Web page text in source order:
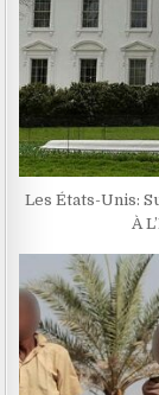
Les États-Unis:
À